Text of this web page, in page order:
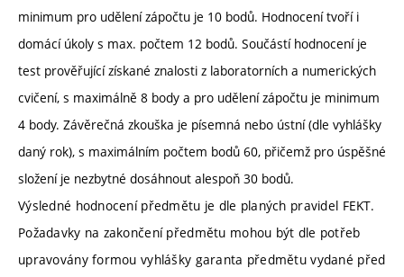
minimum pro udělení zápočtu je 10 bodů. Hodnocení tvoří i
domácí úkoly s max. počtem 12 bodů. Součástí hodnocení je
test prověřující získané znalosti z laboratorních a numerických
cvičení, s maximálně 8 body a pro udělení zápočtu je minimum
4 body. Závěrečná zkouška je písemná nebo ústní (dle vyhlášky
daný rok), s maximálním počtem bodů 60, přičemž pro úspěšné
složení je nezbytné dosáhnout alespoň 30 bodů.
Výsledné hodnocení předmětu je dle planých pravidel FEKT.
Požadavky na zakončení předmětu mohou být dle potřeb
upravovány formou vyhlášky garanta předmětu vydané před